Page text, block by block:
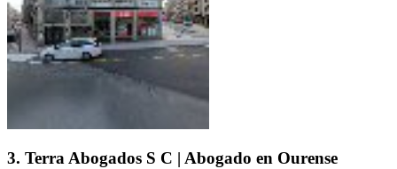
3. Terra Abogados S C | Abogado en Ourense